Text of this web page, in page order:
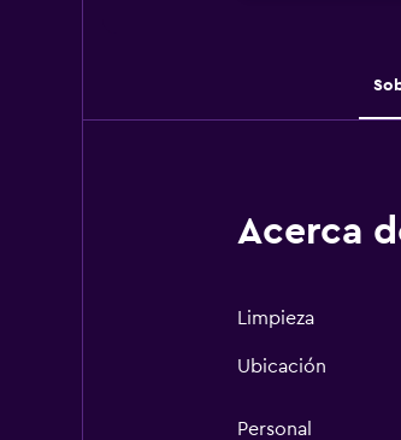
Acerca
Limpieza
Ubicación
Personal